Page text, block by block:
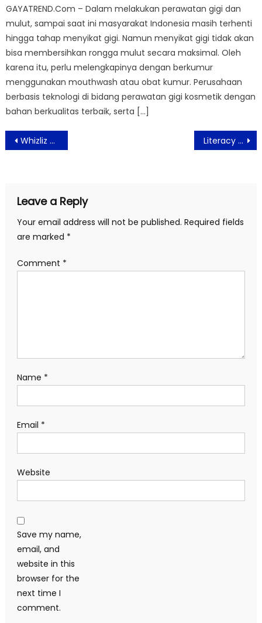
GAYATREND.Com – Dalam melakukan perawatan gigi dan
mulut, sampai saat ini masyarakat Indonesia masih terhenti
hingga tahap menyikat gigi. Namun menyikat gigi tidak akan
bisa membersihkan rongga mulut secara maksimal. Oleh
karena itu, perlu melengkapinya dengan berkumur
menggunakan mouthwash atau obat kumur. Perusahaan
berbasis teknologi di bidang perawatan gigi kosmetik dengan
bahan berkualitas terbaik, serta […]
Post
navigation
Whizliz Gandeng Galeri 24 Untuk Tingkatkan Penjualan Online to Offline (O2O) Perhiasan di Indonesia Literacy Festival 2022, Tingkatkan Minat Baca Generasi Muda
Leave a Reply
Your email address will not be published. Required fields
are marked *
Comment *
Name *
Email *
Website
Save my name,
email, and
website in this
browser for the
next time I
comment.